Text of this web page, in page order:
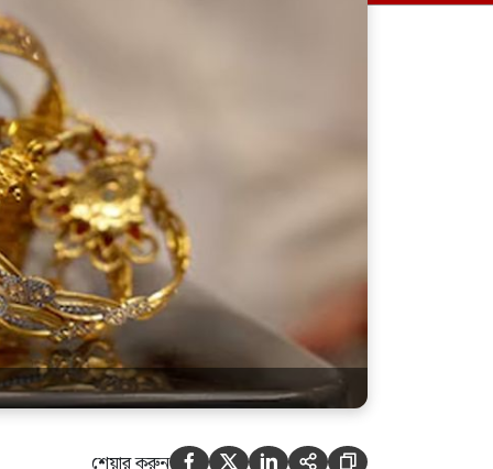
২৫৬ যাত্রী নিয়ে ৬ ঘণ্টা ধরে
ইতালির বিমানবন্দরে আটকে আছে
বাংলাদেশ বিমানের ফ্লাইট
    